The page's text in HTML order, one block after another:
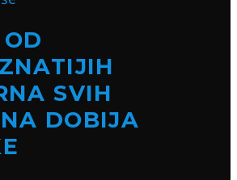
SVIH
DOBIJA